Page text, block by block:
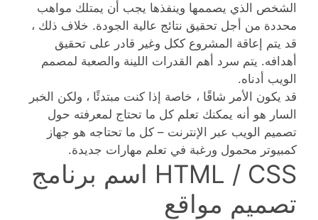
الشخص الذي يصممها وينفذها يجب أن يمتلك مواهب
محددة من أجل تحقيق نتائج عالية الجودة. خلاف ذلك ،
قد يتم إعاقة المشروع ككل وغير قادر على تحقيق
أهدافه. يتم سرد أهم القدرات اللينة والصعبة لمصمم
الويب أدناه.
قد يكون الأمر شاقًا ، خاصة إذا كنت مبتدئًا ، ولكن الخبر
السار هو أنه يمكنك تعلم كل ما تحتاج لمعرفته حول
تصميم الويب عبر الإنترنت – كل ما تحتاجه هو جهاز
كمبيوتر محمول ورغبة في تعلم مهارات جديدة.
HTML / CSS اسم برنامج
تصميم مواقع